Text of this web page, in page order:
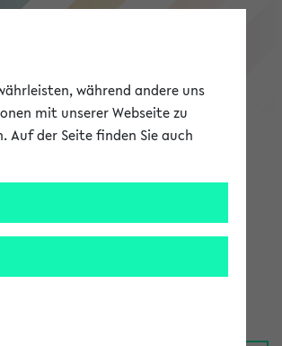
eKVV
während andere uns
mit unserer Webseite zu
der Seite finden Sie auch